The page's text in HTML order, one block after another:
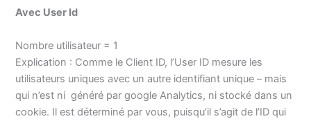
Avec User Id
Nombre utilisateur = 1
Explication : Comme le Client ID, l’User ID mesure les
utilisateurs uniques avec un autre identifiant unique – mais
qui n’est ni généré par google Analytics, ni stocké dans un
cookie. Il est déterminé par vous, puisqu’il s’agit de l’ID qui